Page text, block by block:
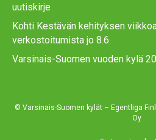
uutiskirje
Kohti Kestävän kehityksen
verkostoitumista jo 8.6.
Varsinais-Suomen vuoden kylä
© Varsinais-Suomen kylät – Egentliga
Oy